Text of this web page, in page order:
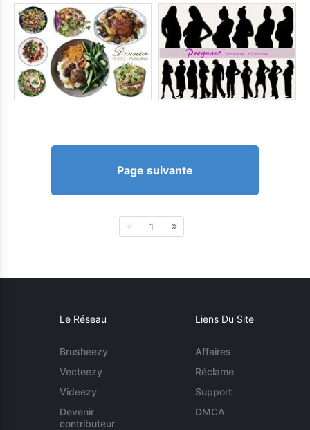
Page suivante
1
Le Réseau
Brusheezy
Vecteezy
Videezy
Devenir
contributeur
Liens Du Site
Affaires
Réclame
Support
DMCA